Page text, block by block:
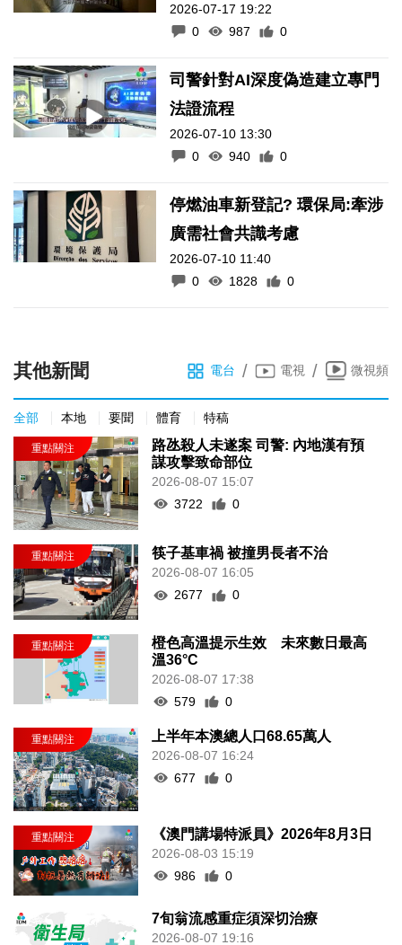
2026-07-17 19:22
0
987 0
司警針對AI深度偽造建立專門
法證流程
2026-07-10 13:30
0
940 0
停燃油車新登記? 環保局:牽涉
廣需社會共識考慮
2026-07-10 11:40
0
1828 0
其他新聞 電台 / 電視 / 微視頻
全部 本地 要聞 體育 特稿
路氹殺人未遂案 司警: 內地漢有預
謀攻擊致命部位
2026-08-07 15:07
3722
0
筷子基車禍 被撞男長者不治
2026-08-07 16:05
2677
0
橙色高溫提示生效 未來數日最高
溫36°C
2026-08-07 17:38
579
0
上半年本澳總人口68.65萬人
2026-08-07 16:24
677
0
《澳門講場特派員》2026年8月3日
2026-08-03 15:19
986
0
7旬翁流感重症須深切治療
2026-08-07 19:16